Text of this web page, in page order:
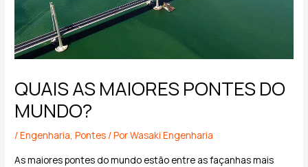
QUAIS AS MAIORES PONTES DO
MUNDO?
/Engenharia,Pontes / PorWasaki Engenharia
As maiores pontes do mundo estão entre as façanhas mais